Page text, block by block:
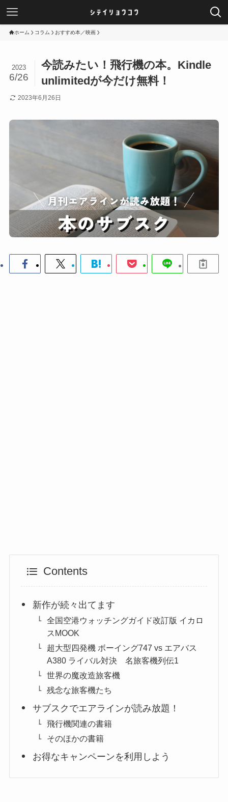
ホーム コラム おすすめ本／映画
今読みたい！飛行機の本。Kindle
unlimitedが今だけ無料！
2023
6/26
2023年6月26日
Contents
新作が続々出てます
全国空港ウォッチングガイド改訂版 イカロ
スMOOK
超大型四発機 ボーイング747 vs エアバス
A380 ライバル対決 名旅客機列伝1
世界の魔改造旅客機
残念な旅客機たち
サブスクでエアラインが読み放題！
飛行機関連の書籍
そのほかの書籍
お得なキャンペーンを利用しよう